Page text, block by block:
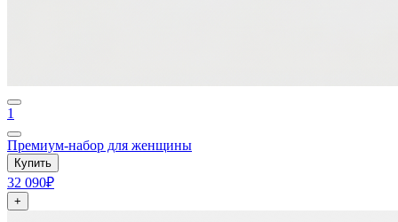
1
Премиум-набор для женщины
Купить
32 090₽
+